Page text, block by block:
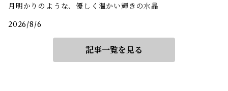
月明かりのような、優しく温かい輝きの水晶
2026/8/6
記事一覧を見る